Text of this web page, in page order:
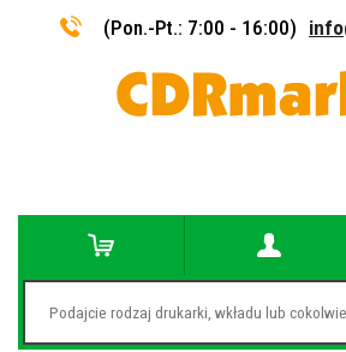
(Pon.-Pt.: 7:00 - 16:00)